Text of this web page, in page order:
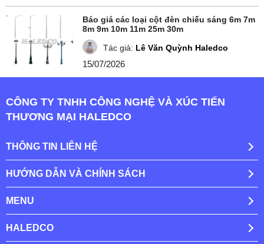
Báo giá các loại cột đèn chiếu sáng 6m 7m
8m 9m 10m 11m 25m 30m
Tác giả: Lê Văn Quỳnh Haledco
15/07/2026
CÔNG TY TNHH CÔNG NGHỆ VÀ XÚC TIẾN
THƯƠNG MẠI HALEDCO
THÔNG TIN LIÊN HỆ
HƯỚNG DẪN VÀ CHÍNH SÁCH
MENU
HALEDCO